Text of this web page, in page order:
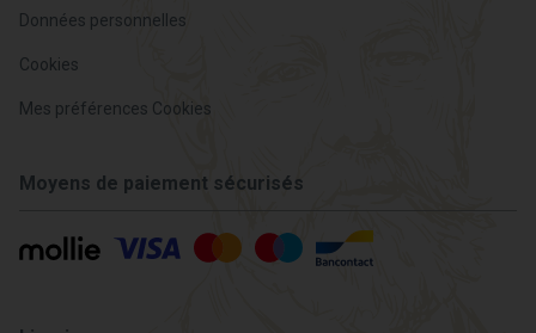
Données personnelles
Cookies
Mes préférences Cookies
Moyens de paiement sécurisés